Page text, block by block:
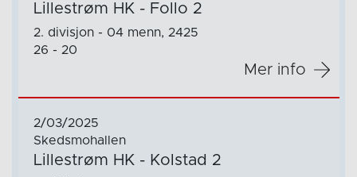
Lillestrøm HK - Follo 2
2. divisjon - 04 menn, 2425
26 - 20
Mer info
2/03/2025
Skedsmohallen
Lillestrøm HK - Kolstad 2